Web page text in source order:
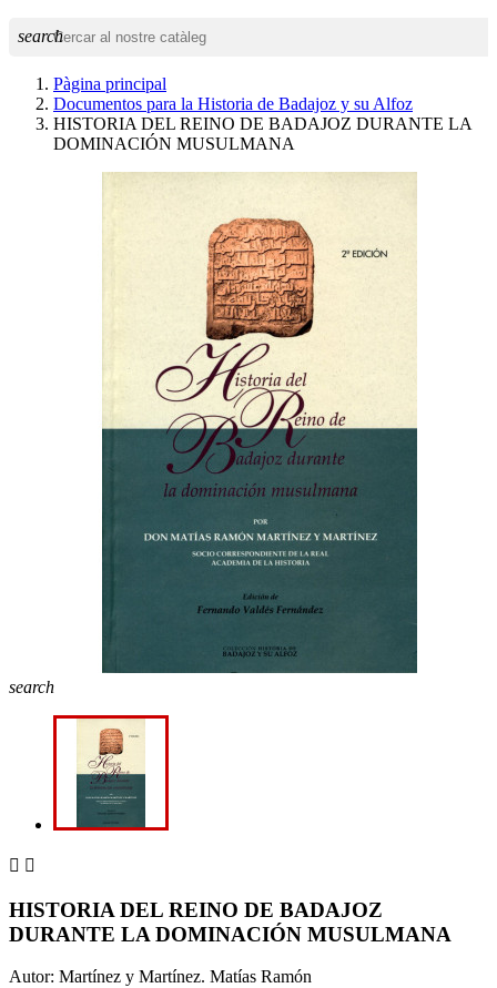
search
Pàgina principal
Documentos para la Historia de Badajoz y su Alfoz
HISTORIA DEL REINO DE BADAJOZ DURANTE LA
DOMINACIÓN MUSULMANA
search
 
HISTORIA DEL REINO DE BADAJOZ
DURANTE LA DOMINACIÓN MUSULMANA
Autor: Martínez y Martínez. Matías Ramón